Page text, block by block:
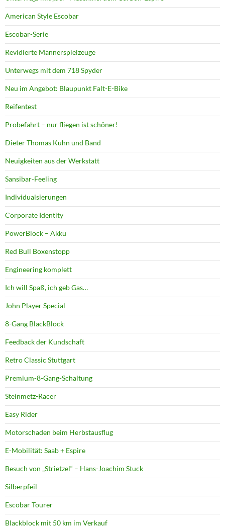
American Style Escobar
Escobar-Serie
Revidierte Männerspielzeuge
Unterwegs mit dem 718 Spyder
Neu im Angebot: Blaupunkt Falt-E-Bike
Reifentest
Probefahrt – nur fliegen ist schöner!
Dieter Thomas Kuhn und Band
Neuigkeiten aus der Werkstatt
Sansibar-Feeling
Individualsierungen
Corporate Identity
PowerBlock – Akku
Red Bull Boxenstopp
Engineering komplett
Ich will Spaß, ich geb Gas…
John Player Special
8-Gang BlackBlock
Feedback der Kundschaft
Retro Classic Stuttgart
Premium-8-Gang-Schaltung
Steinmetz-Racer
Easy Rider
Motorschaden beim Herbstausflug
E-Mobilität: Saab + Espire
Besuch von „Strietzel“ – Hans-Joachim Stuck
Silberpfeil
Escobar Tourer
Blackblock mit 50 km im Verkauf